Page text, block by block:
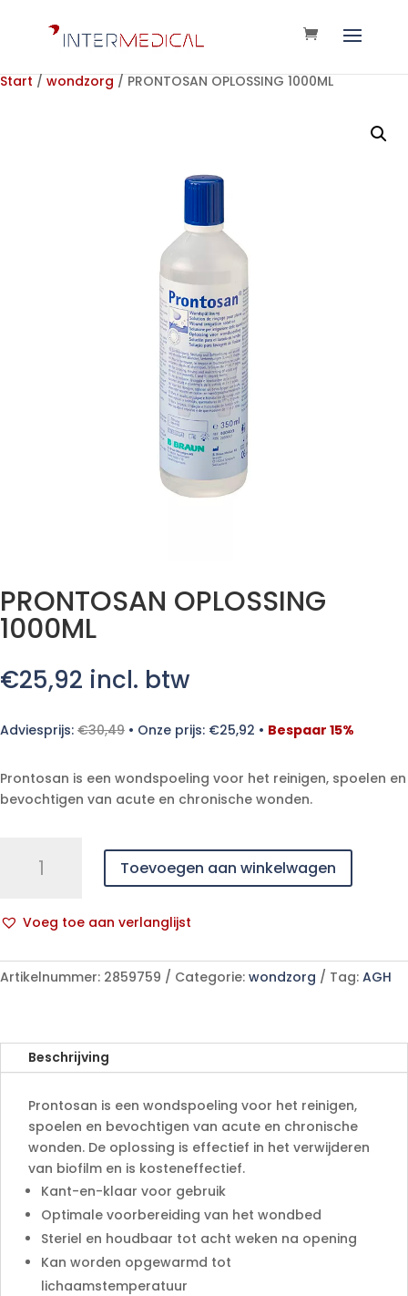
Start / wondzorg / PRONTOSAN OPLOSSING 1000ML
PRONTOSAN OPLOSSING
1000ML
€25,92 incl. btw
Adviesprijs: €30,49 • Onze prijs: €25,92 • Bespaar 15%
Prontosan is een wondspoeling voor het reinigen, spoelen en
bevochtigen van acute en chronische wonden.
OPLOSSING
Toevoegen aan winkelwagen
Voeg toe aan verlanglijst
l
t
n
a
Artikelnummer: 2859759 Categorie: wondzorg Tag: AGH
Beschrijving
Prontosan is een wondspoeling voor het reinigen,
spoelen en bevochtigen van acute en chronische
wonden. De oplossing is effectief in het verwijderen
van biofilm en is kosteneffectief.
Kant-en-klaar voor gebruik
Optimale voorbereiding van het wondbed
Steriel en houdbaar tot acht weken na opening
Kan worden opgewarmd tot
lichaamstemperatuur